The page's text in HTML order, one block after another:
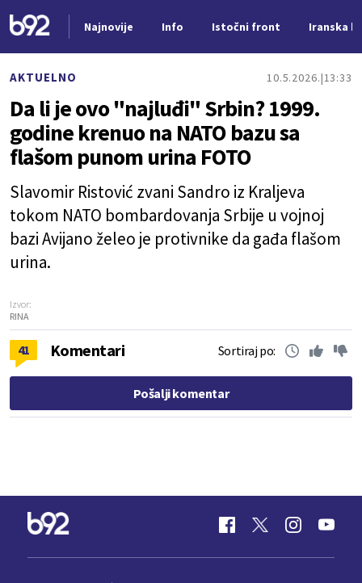
Najnovije Info Istočni front Iranska
AKTUELNO 10.5.2026. 13:33
Da li je ovo "najluđi" Srbin? 1999.
godine krenuo na NATO bazu sa
flašom punom urina FOTO
Slavomir Ristović zvani Sandro iz Kraljeva
tokom NATO bombardovanja Srbije u vojnoj
bazi Avijano želeo je protivnike da gađa flašom
urina.
Izvor:
RINA
41 Komentari Sortiraj po:
Pošalji komentar